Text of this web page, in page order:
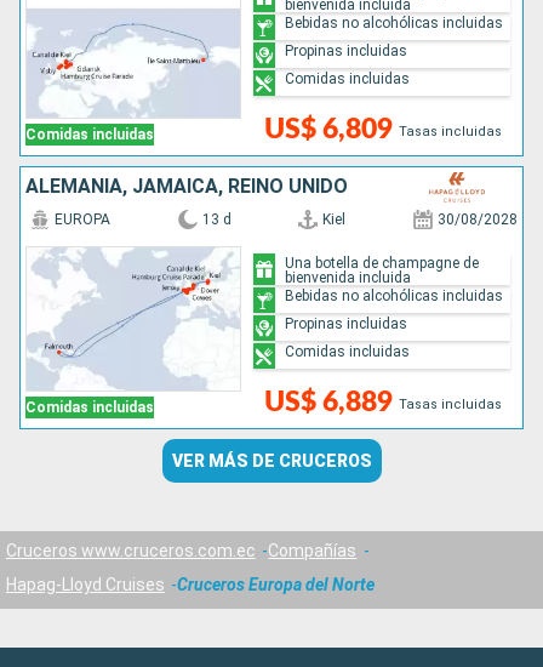
Comidas incluidas US$ 6,809 Tasas incluidas
bienvenida incluida
Bebidas no alcohólicas incluidas
Propinas incluidas
Comidas incluidas
ALEMANIA, JAMAICA, REINO UNIDO
Comidas incluidas
EUROPA 13 d Kiel 30/08/2028
US$ 6,889 Tasas incluidas
Una botella de champagne de
bienvenida incluida
Bebidas no alcohólicas incluidas
Propinas incluidas
Comidas incluidas
VER MÁS DE CRUCEROS
Cruceros www.cruceros.com.ec
Compañías
Hapag-Lloyd Cruises
Cruceros Europa del Norte